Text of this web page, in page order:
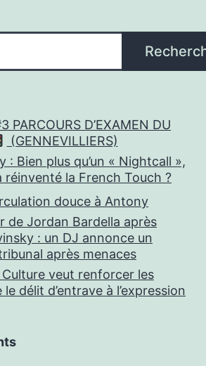
PARCOURS D’EXAMEN DU
(GENNEVILLIERS)
: Bien plus qu’un « Nightcall »,
réinventé la French Touch ?
douce à Antony
de Jordan Bardella après
: un DJ annonce un
après menaces
veut renforcer les
délit d’entrave à l’expression